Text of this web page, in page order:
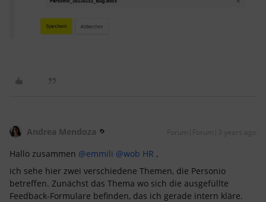
Andrea Mendoza Forum|Forum|3 years ago
Hallo zusammen @emmili @wob HR ,
ich sehe hier zwei verschiedene Themen, die Personio
betreffen. Zunächst das Thema wo sich die ausgefüllte
Feedback-Formulare befinden, das ich gerade intern kläre.